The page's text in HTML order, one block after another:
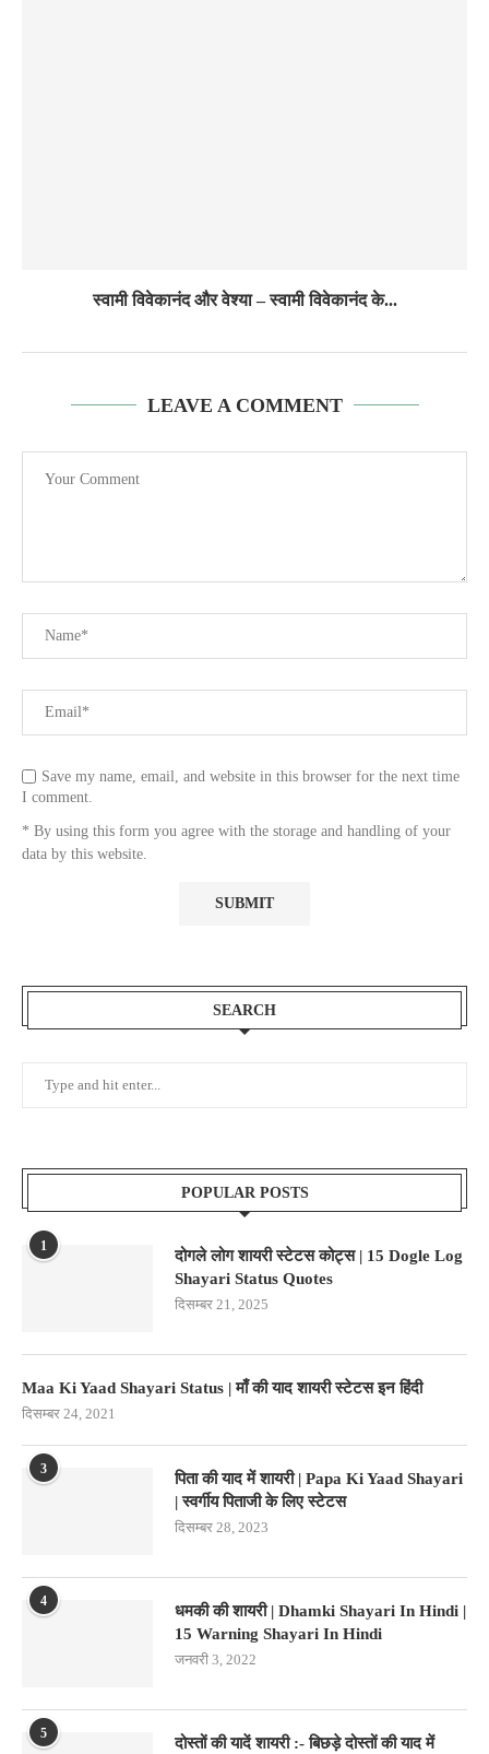
स्वामी विवेकानंद और वेश्या – स्वामी विवेकानंद के...
LEAVE A COMMENT
Save my name, email, and website in this browser for the next time
I comment.
* By using this form you agree with the storage and handling of your
data by this website.
SEARCH
POPULAR POSTS
1
दोगले लोग शायरी स्टेटस कोट्स | 15 Dogle Log
Shayari Status Quotes
दिसम्बर 21, 2025
Maa Ki Yaad Shayari Status | माँ की याद शायरी स्टेटस इन हिंदी
दिसम्बर 24, 2021
3
पिता की याद में शायरी | Papa Ki Yaad Shayari
| स्वर्गीय पिताजी के लिए स्टेटस
दिसम्बर 28, 2023
4
धमकी की शायरी | Dhamki Shayari In Hindi |
15 Warning Shayari In Hindi
जनवरी 3, 2022
5
दोस्तों की यादें शायरी :- बिछड़े दोस्तों की याद में